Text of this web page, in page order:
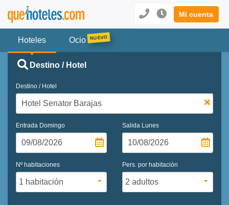
Mi cuenta
Hoteles Ocio
Destino / Hotel
Destino / Hotel
Entrada Domingo Salida Lunes
Nº habitaciones Pers. por habitación